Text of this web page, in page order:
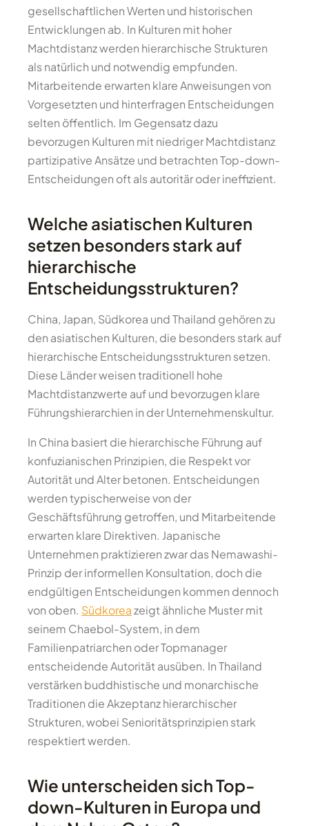
gesellschaftlichen Werten und historischen
Entwicklungen ab. In Kulturen mit hoher
Machtdistanz werden hierarchische Strukturen
als natürlich und notwendig empfunden.
Mitarbeitende erwarten klare Anweisungen von
Vorgesetzten und hinterfragen Entscheidungen
selten öffentlich. Im Gegensatz dazu
bevorzugen Kulturen mit niedriger Machtdistanz
partizipative Ansätze und betrachten Top-down-
Entscheidungen oft als autoritär oder ineffizient.
Welche asiatischen Kulturen
setzen besonders stark auf
hierarchische
Entscheidungsstrukturen?
China, Japan, Südkorea und Thailand gehören zu
den asiatischen Kulturen, die besonders stark auf
hierarchische Entscheidungsstrukturen setzen.
Diese Länder weisen traditionell hohe
Machtdistanzwerte auf und bevorzugen klare
Führungshierarchien in der Unternehmenskultur.
In China basiert die hierarchische Führung auf
konfuzianischen Prinzipien, die Respekt vor
Autorität und Alter betonen. Entscheidungen
werden typischerweise von der
Geschäftsführung getroffen, und Mitarbeitende
erwarten klare Direktiven. Japanische
Unternehmen praktizieren zwar das Nemawashi-
Prinzip der informellen Konsultation, doch die
endgültigen Entscheidungen kommen dennoch
von oben. Südkoreazeigt ähnliche Muster mit
seinem Chaebol-System, in dem
Familienpatriarchen oder Topmanager
entscheidende Autorität ausüben. In Thailand
verstärken buddhistische und monarchische
Traditionen die Akzeptanz hierarchischer
Strukturen, wobei Senioritätsprinzipien stark
respektiert werden.
Wie unterscheiden sich Top-
down-Kulturen in Europa und